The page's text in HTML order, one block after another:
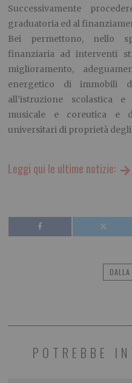
Successivamente
graduatoria ed al
Bei permettono, nello
finanziaria ad interventi
miglioramento,
energetico di immobili
all’istruzione scolastica
musicale e coreutica e
universitari di proprietà
Leggi qui le ultime notizie:
POTREBBE